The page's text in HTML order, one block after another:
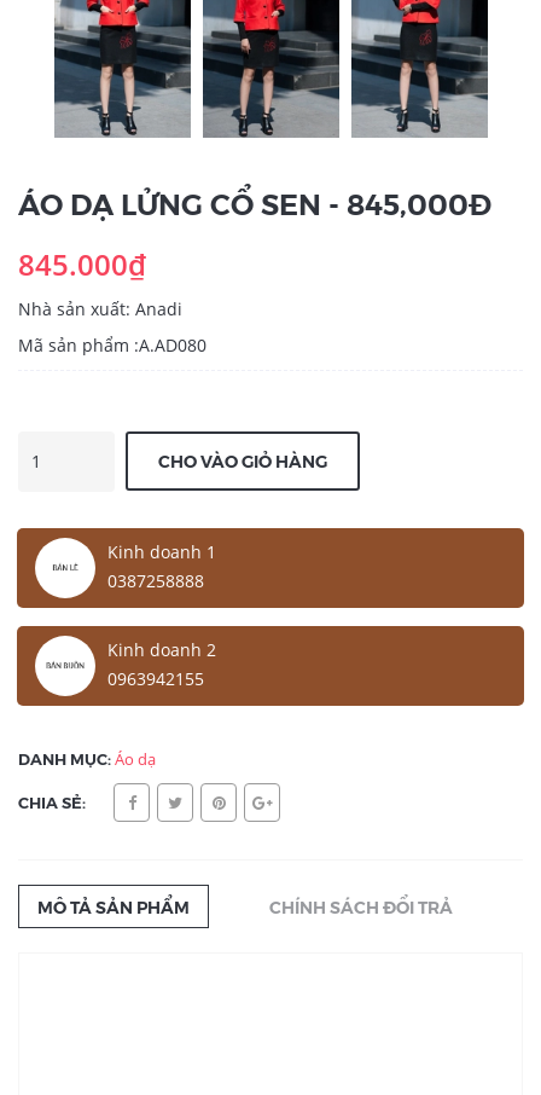
ÁO DẠ LỬNG CỔ SEN - 845,000Đ
845.000₫
Nhà sản xuất: Anadi
Mã sản phẩm :A.AD080
CHO VÀO GIỎ HÀNG
Kinh doanh 1
0387258888
Kinh doanh 2
0963942155
DANH MỤC:Áo dạ
CHIA SẺ:
MÔ TẢ SẢN PHẨM CHÍNH SÁCH ĐỔI TRẢ